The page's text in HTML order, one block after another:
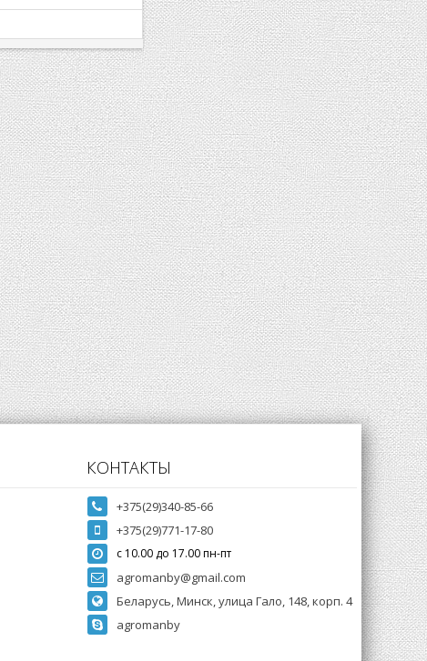
КОНТАКТЫ
+375(29)340-85-66
+375(29)771-17-80
с 10.00 до 17.00 пн-пт
agromanby@gmail.com
Беларусь, Минск, улица Гало, 148, корп. 4
agromanby